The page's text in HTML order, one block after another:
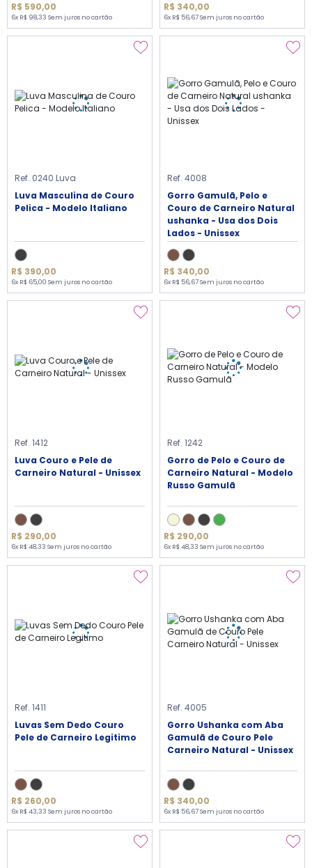
R$ 590,00
6x R$ 98,33 Sem juros no cartão
R$ 340,00
6x R$ 56,67 Sem juros no cartão
Ref. 0240 Luva
Luva Masculina de Couro
Pelica - Modelo Italiano
R$ 390,00
6x R$ 65,00 Sem juros no cartão
Ref. 4008
Gorro Gamulã, Pelo e
Couro de Carneiro Natural
ushanka - Usa dos Dois
Lados - Unissex
R$ 340,00
6x R$ 56,67 Sem juros no cartão
Ref. 1412
Luva Couro e Pele de
Carneiro Natural - Unissex
R$ 290,00
6x R$ 48,33 Sem juros no cartão
Ref. 1242
Gorro de Pelo e Couro de
Carneiro Natural - Modelo
Russo Gamulã
R$ 290,00
6x R$ 48,33 Sem juros no cartão
Ref. 1411
Luvas Sem Dedo Couro
Pele de Carneiro Legitimo
R$ 260,00
6x R$ 43,33 Sem juros no cartão
Ref. 4005
Gorro Ushanka com Aba
Gamulã de Couro Pele
Carneiro Natural - Unissex
R$ 340,00
6x R$ 56,67 Sem juros no cartão